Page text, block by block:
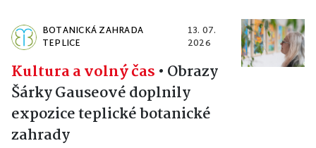
BOTANICKÁ ZAHRADA
TEPLICE
13. 07.
2026
Kultura a volný čas • Obrazy
Šárky Gauseové doplnily
expozice teplické botanické
zahrady